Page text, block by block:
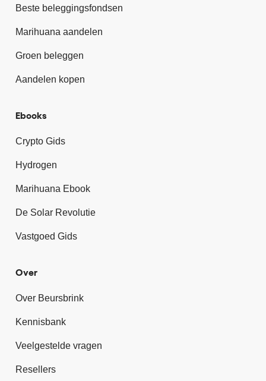
Beste beleggingsfondsen
Marihuana aandelen
Groen beleggen
Aandelen kopen
Ebooks
Crypto Gids
Hydrogen
Marihuana Ebook
De Solar Revolutie
Vastgoed Gids
Over
Over Beursbrink
Kennisbank
Veelgestelde vragen
Resellers